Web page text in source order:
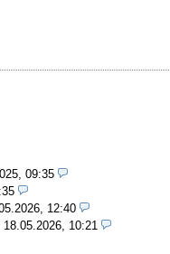
09:35
12:40
18.05.2026, 10:21